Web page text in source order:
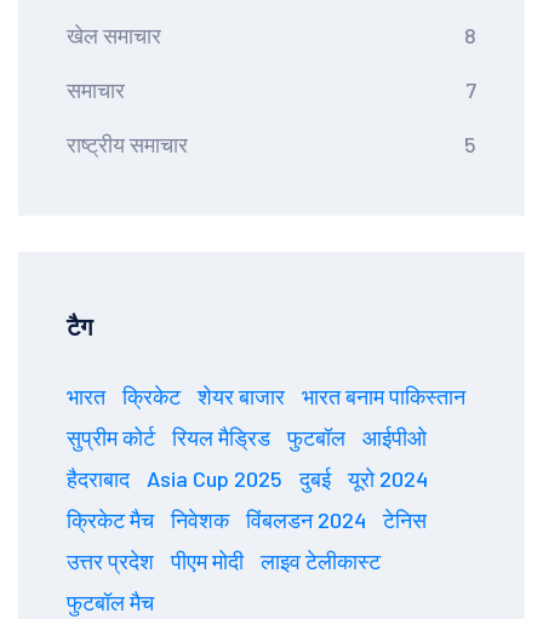
खेल समाचार 8
समाचार 7
राष्ट्रीय समाचार 5
टैग
भारत क्रिकेट शेयर बाजार
भारत बनाम पाकिस्तान
सुप्रीम कोर्ट
रियल मैड्रिड फुटबॉल
आईपीओ
हैदराबाद
Asia Cup 2025 दुबई
यूरो 2024
क्रिकेट मैच
निवेशक विंबलडन 2024
टेनिस
उत्तर प्रदेश
पीएम मोदी
लाइव टेलीकास्ट
फुटबॉल मैच